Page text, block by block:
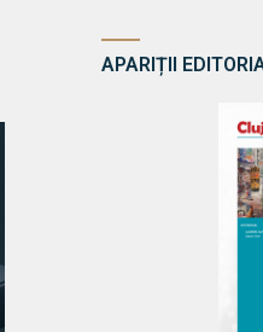
APARIȚII